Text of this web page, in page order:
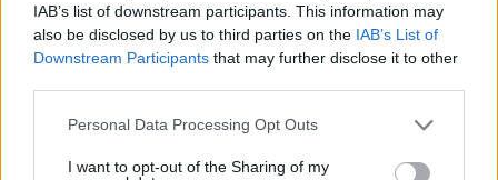
IAB’s list of downstream participants. This information may
also be disclosed by us to third parties on the IAB’s List of
Downstream Participants that may further disclose it to other
Please note that this website/app uses one or more Google
not limited to your visit or usage behaviour. You may click to
Personal Data Processing Opt Outs
I want to opt-out of the Sharing of my